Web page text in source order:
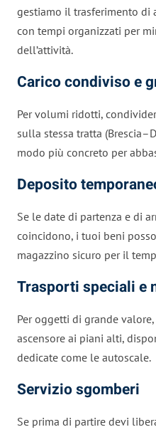
gestiamo il trasferimento di
con tempi organizzati per
dell’attività.
Carico condiviso e
Per volumi ridotti,
sulla stessa tratta
modo più concreto per
Deposito
Se le date di partenza e di
coincidono, i tuoi beni
magazzino sicuro per il
Trasporti speciali e
Per oggetti di grande
ascensore ai piani alti,
dedicate come le autoscale.
Servizio sgomberi
Se prima di partire devi